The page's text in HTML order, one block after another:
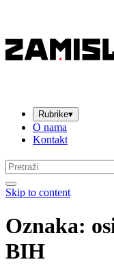
Rubrike▾
O nama
Kontakt
Pretraga:
Skip to content
Oznaka:
BIH